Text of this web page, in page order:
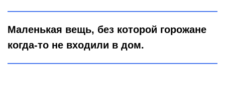
Маленькая вещь, без которой горожане
когда-то не входили в дом.